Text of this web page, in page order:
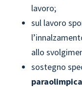
lavoro;
sul lavoro
allo
sostegno
paraolimpica